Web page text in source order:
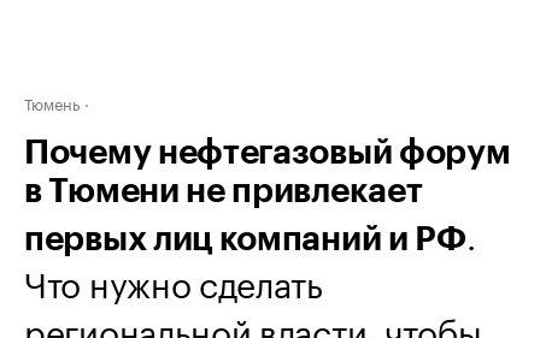
Тюмень
Почему нефтегазовый форум
в Тюмени не привлекает
первых лиц компаний и РФ.
Что нужно сделать